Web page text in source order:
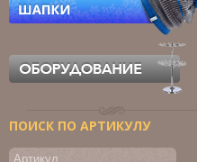
ПОИСК ПО АРТИКУЛУ